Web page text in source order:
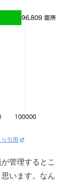
引用
管理するとこ
います。なん